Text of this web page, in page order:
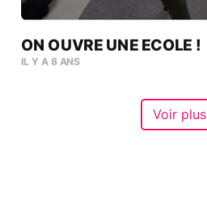
ON OUVRE UNE ECOLE !
IL Y A 8 ANS
Voir plus